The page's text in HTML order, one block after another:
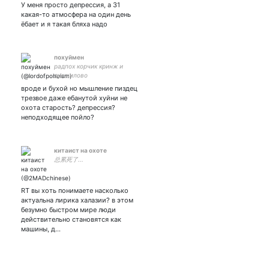
У меня просто депрессия, а 31
какая-то атмосфера на один день
ёбает и я такая бляха надо
похуймен
радпох корчик кринж и
душнилово
вроде и бухой но мышление пиздец
трезвое даже ебанутой хуйни не
охота старость? депрессия?
неподходящее пойло?
китаист на охоте
总累死了...
RT вы хоть понимаете насколько
актуальна лирика халазии? в этом
безумно быстром мире люди
действительно становятся как
машины, д…